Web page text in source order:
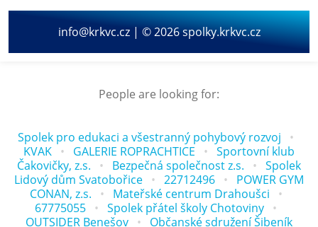
info@krkvc.cz | © 2026 spolky.krkvc.cz
People are looking for:
Spolek pro edukaci a všestranný pohybový rozvoj
KVAK
GALERIE ROPRACHTICE
Sportovní klub
Čakovičky, z.s.
Bezpečná společnost z.s.
Spolek
Lidový dům Svatobořice
22712496
POWER GYM
CONAN, z.s.
Mateřské centrum Drahoušci
67775055
Spolek přátel školy Chotoviny
OUTSIDER Benešov
Občanské sdružení Šibeník